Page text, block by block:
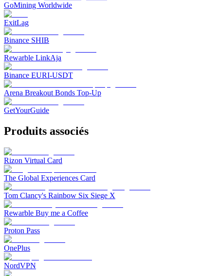
GoMining Worldwide
ExitLag
Binance SHIB
Rewarble LinkAja
Binance EURI-USDT
Arena Breakout Bonds Top-Up
GetYourGuide
Produits associés
Rizon Virtual Card
The Global Experiences Card
Tom Clancy's Rainbow Six Siege X
Rewarble Buy me a Coffee
Proton Pass
OnePlus
NordVPN